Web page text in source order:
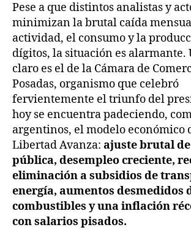
Pese a que distintos analistas y
minimizan la brutal caída
actividad, el consumo y la
dígitos, la situación es alarmante.
claro es el de la Cámara de
Posadas, organismo que celebró
fervientemente el triunfo del
hoy se encuentra padeciendo,
argentinos, el modelo económico
Libertad Avanza: ajuste brutal
pública, desempleo creciente,
eliminación a subsidios de
energía, aumentos desmedidos
combustibles y una inflación
con salarios pisados.